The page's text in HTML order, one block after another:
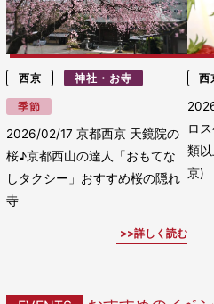
西京 神社・お寺
季節
2026/02/17京都西京 天鏡院の
桜♪京都西山の達人「おもてな
しタクシー」おすすめ桜の隠れ
寺
詳しく読む
西
ロ
類
京)